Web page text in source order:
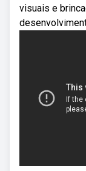
visuais e